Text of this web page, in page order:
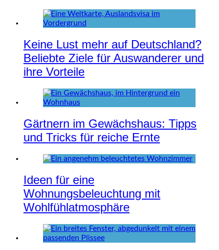
Keine Lust mehr auf Deutschland?
Beliebte Ziele für Auswanderer und
ihre Vorteile
Gärtnern im Gewächshaus: Tipps
und Tricks für reiche Ernte
Ideen für eine
Wohnungsbeleuchtung mit
Wohlfühlatmosphäre